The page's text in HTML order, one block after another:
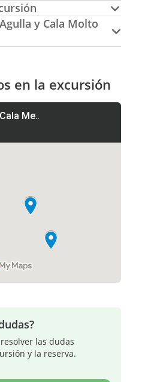
y Cala Molto
en la excursión
las dudas
y la reserva.